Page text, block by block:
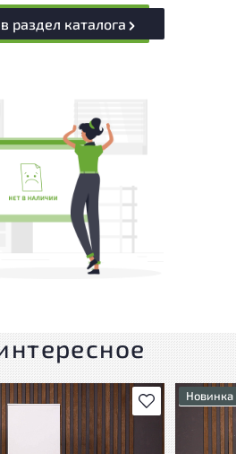
раздел каталога
В избранноеНовинка